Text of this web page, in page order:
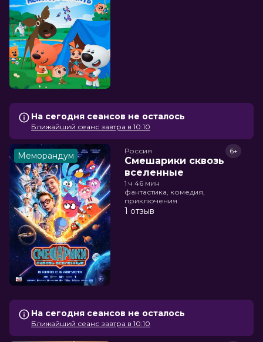
На сегодня сеансов не осталось
Ближайший сеанс завтра в 10:10
Меморандум Россия
Смешарики сквозь
вселенные
6+
1 ч 46 мин
фантастика, комедия,
приключения
1 отзыв
На сегодня сеансов не осталось
Ближайший сеанс завтра в 10:10